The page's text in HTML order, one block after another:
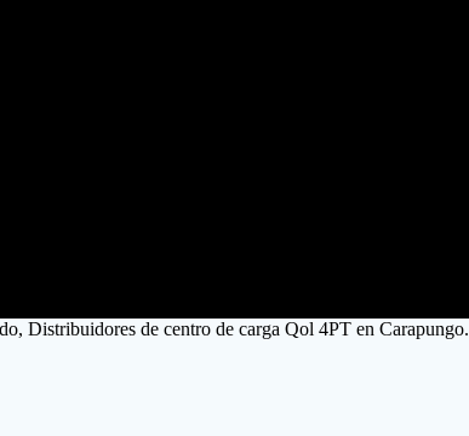
Distribuidores de centro de carga Qol 4PT en Carapungo.